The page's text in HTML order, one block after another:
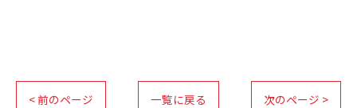
< 前のページ 一覧に戻る 次のページ >